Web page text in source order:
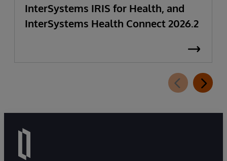
InterSystems IRIS for Health, and
InterSystems Health Connect 2026.2